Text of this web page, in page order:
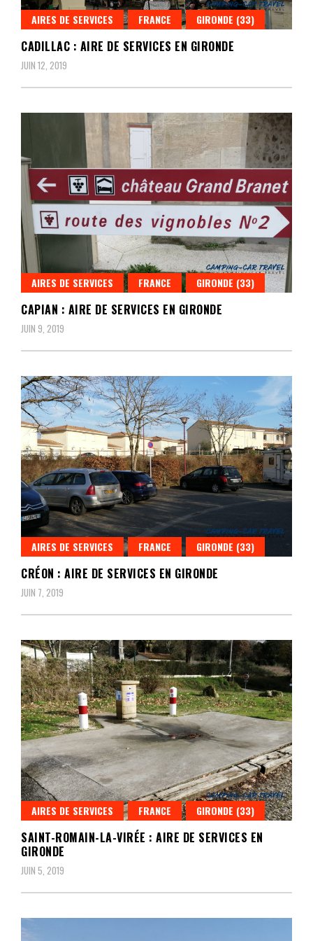
AIRES DE SERVICES FRANCE GIRONDE (33)
CADILLAC : AIRE DE SERVICES EN GIRONDE
JUIN 12, 2019
AIRES DE SERVICES FRANCE GIRONDE (33)
CAPIAN : AIRE DE SERVICES EN GIRONDE
JUIN 9, 2019
AIRES DE SERVICES FRANCE GIRONDE (33)
CRÉON : AIRE DE SERVICES EN GIRONDE
JUIN 7, 2019
AIRES DE SERVICES FRANCE GIRONDE (33)
SAINT-ROMAIN-LA-VIRÉE : AIRE DE SERVICES EN
GIRONDE
JUIN 5, 2019